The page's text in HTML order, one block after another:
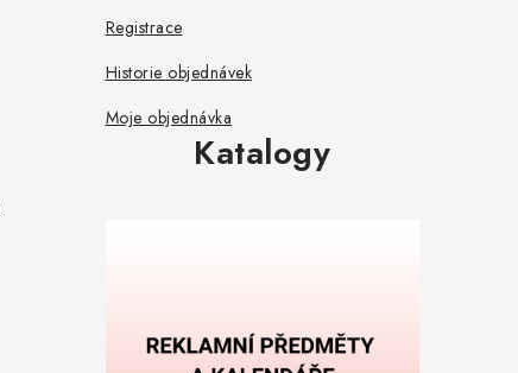
Registrace
Historie objednávek
Moje objednávka
Katalogy